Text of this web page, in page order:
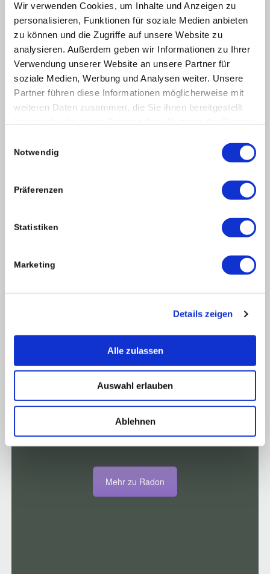
Wir verwenden Cookies, um Inhalte und Anzeigen zu
personalisieren, Funktionen für soziale Medien anbieten
zu können und die Zugriffe auf unsere Website zu
analysieren. Außerdem geben wir Informationen zu Ihrer
Verwendung unserer Website an unsere Partner für
soziale Medien, Werbung und Analysen weiter. Unsere
Partner führen diese Informationen möglicherweise mit
weiteren Daten zusammen, die Sie ihnen bereitgestellt
Notwendig
Präferenzen
Statistiken
Marketing
Details zeigen
Alle zulassen
Auswahl erlauben
Ablehnen
SCHIMMELPILZ
RADON
Mehr zu Radon